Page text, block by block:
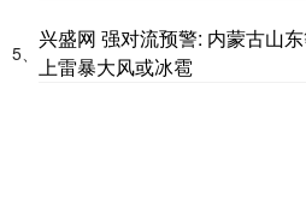
5、
兴盛网 强对流预警: 内蒙古山
上雷暴大风或冰雹